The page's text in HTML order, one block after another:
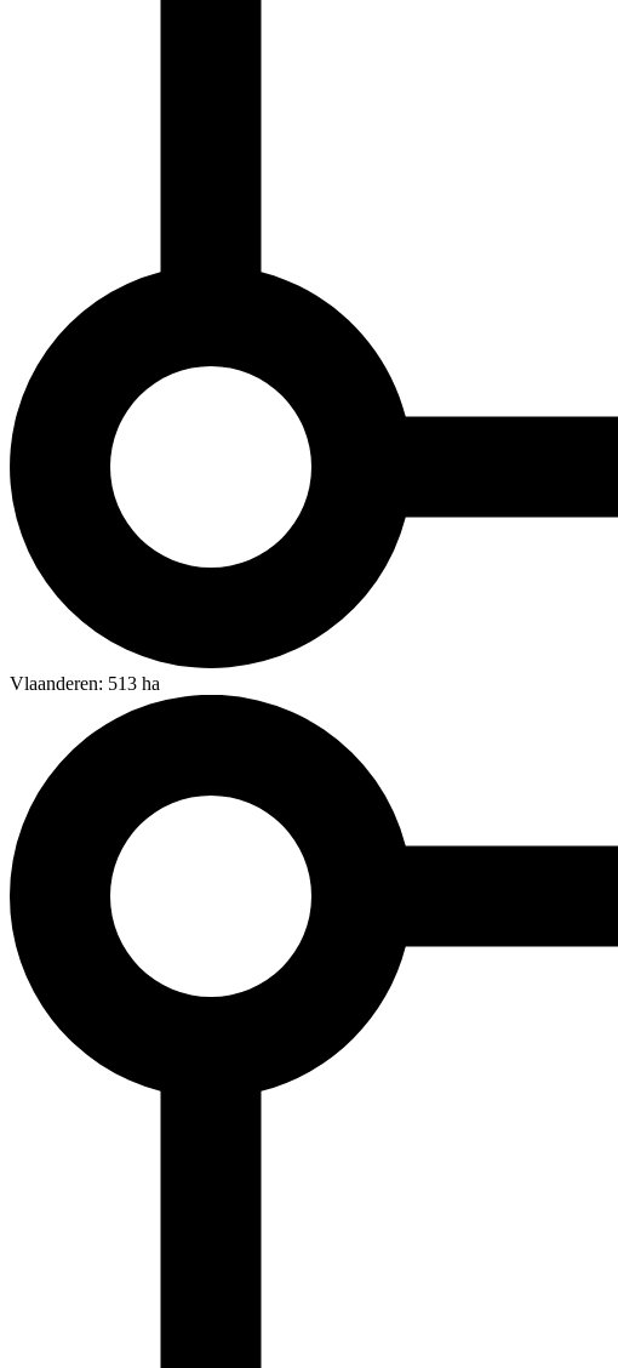
Vlaanderen: 513 ha